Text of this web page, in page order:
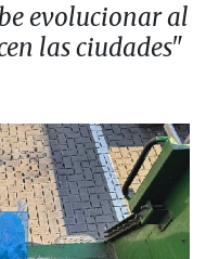
evolucionar al
las ciudades"